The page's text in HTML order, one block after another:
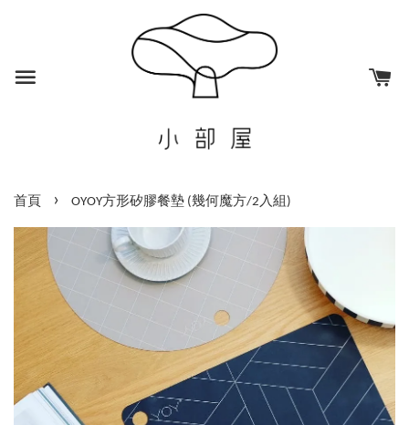
首頁 › OYOY方形矽膠餐墊 (幾何魔方/2入組)